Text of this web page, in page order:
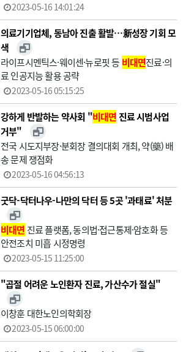
2023-05-16 14:01:24
의료기기업체, 동남아 진출 활발…新성장 기회 모
색
라이프시멘틱스·웨이센·뉴로핏 등 비대면진료·의
료 인공지능 활용 공략
2023-05-16 05:15:25
강하게 반발하는 약사회 "비대면 진료 시범사업
거부"
전국 시도지부장·분회장 결의대회 개최, 약(藥) 배
송 문제 쟁점화
2023-05-16 04:56:13
굿닥-닥터나우-나만의 닥터 등 5곳 '과태료' 처분
비대면 진료 플랫폼, 동의법·접근통제·암호화 등
안전조치 미흡 시정명령
2023-05-15 11:25:00
"곱절 어려운 노인환자 진료, 가산수가 절실"
이창훈 대한노인의학회장
2023-05-15 06:00:00